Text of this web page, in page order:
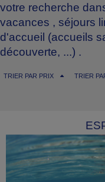
votre recherche
vacances , séjours
d'accueil (accueils
découverte, ...) .
TRIER PAR PRIX TRIER